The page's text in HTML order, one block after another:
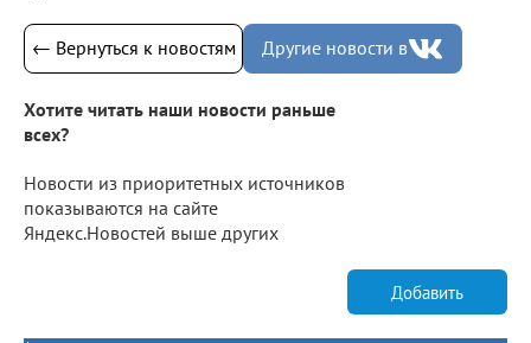
← Вернуться к новостям Другие новости в
Хотите читать наши новости раньше
всех?
Новости из приоритетных источников
показываются на сайте
Яндекс.Новостей выше других
Добавить